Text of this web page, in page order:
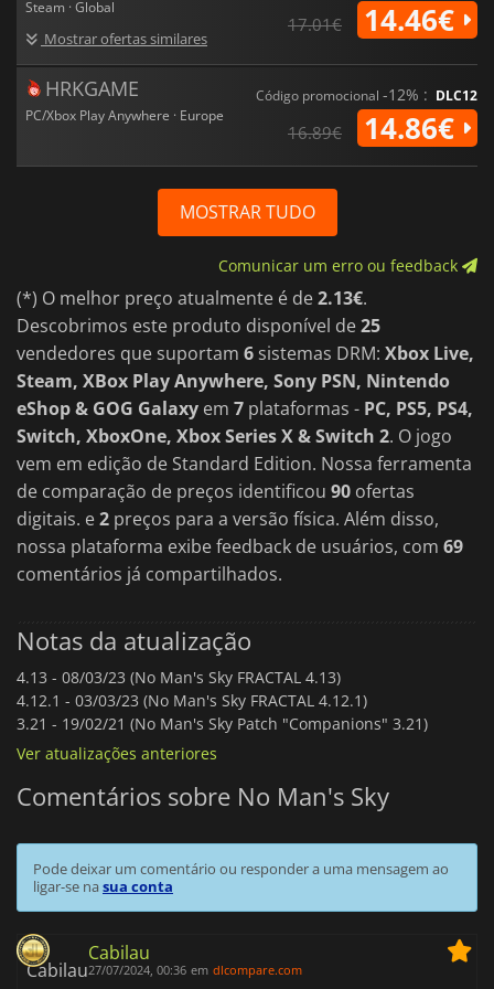
Steam · Global
Mostrar ofertas similares
17.01€ 14.46€
HRKGAME
PC/Xbox Play Anywhere · Europe
Código promocional -12% : DLC12
16.89€ 14.86€
MOSTRAR TUDO
Comunicar um erro ou feedback
(*) O melhor preço atualmente é de2.13€.
Descobrimos este produto disponível de25
vendedores que suportam 6 sistemas DRM: Xbox Live,
Steam, XBox Play Anywhere, Sony PSN, Nintendo
eShop & GOG Galaxy em 7 plataformas - PC, PS5, PS4,
Switch, XboxOne, Xbox Series X & Switch 2. O jogo
vem em edição de Standard Edition. Nossa ferramenta
de comparação de preços identificou 90 ofertas
digitais. e2 preços para a versão física. Além disso,
nossa plataforma exibe feedback de usuários, com 69
comentários já compartilhados.
Notas da atualização
4.13 - 08/03/23 (No Man's Sky FRACTAL 4.13)
4.12.1 - 03/03/23 (No Man's Sky FRACTAL 4.12.1)
3.21 - 19/02/21 (No Man's Sky Patch "Companions" 3.21)
Ver atualizações anteriores
Comentários sobre No Man's Sky
Pode deixar um comentário ou responder a uma mensagem ao
ligar-se nasua conta
Cabilau
27/07/2024, 00:36 em dlcompare.com